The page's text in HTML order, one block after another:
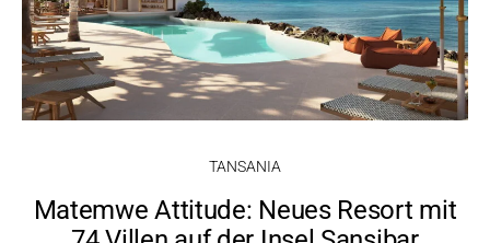
TANSANIA
Matemwe Attitude: Neues Resort mit